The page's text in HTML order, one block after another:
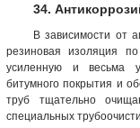
34.
В зависимости от
резиновая изоляция
усиленную и весьма
битумного покрытия и
труб тщательно
специальных